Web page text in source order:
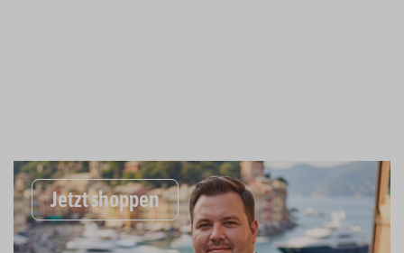
Jetzt shoppen